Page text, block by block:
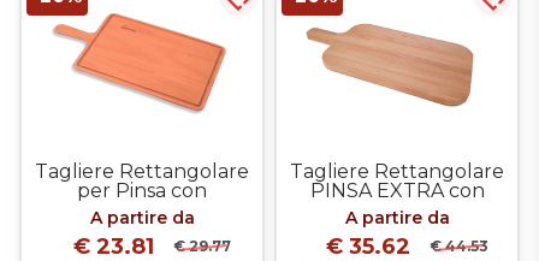
Tagliere Rettangolare
per Pinsa con
Impugnatura e Canale
Raccogli oli e salse
A partire da
€ 23.81 € 29.77
Acquista più tardi
Tagliere Rettangolare
PINSA EXTRA con
Impugnatura
A partire da
€ 35.62 € 44.53